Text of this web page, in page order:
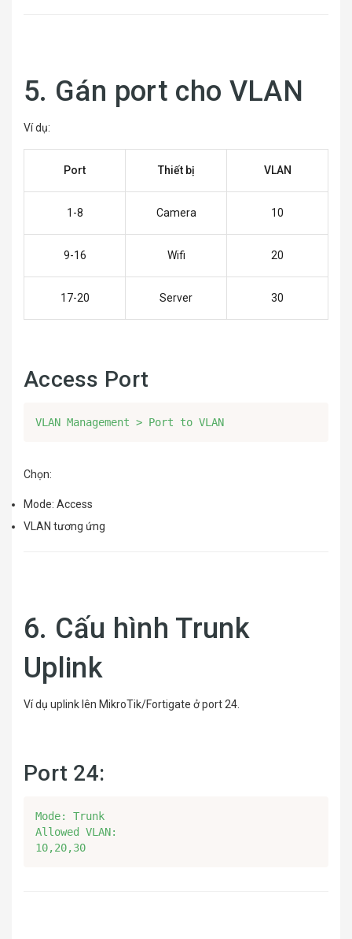
5. Gán port cho VLAN
Ví dụ:
Port Thiết bị VLAN
1-8 Camera 10
9-16 Wifi 20
17-20 Server 30
Access Port
VLAN Management > Port to VLAN
Chọn:
Mode: Access
VLAN tương ứng
6. Cấu hình Trunk
Uplink
Ví dụ uplink lên MikroTik/Fortigate ở port 24.
Port 24:
Mode: Trunk
Allowed VLAN:
10,20,30